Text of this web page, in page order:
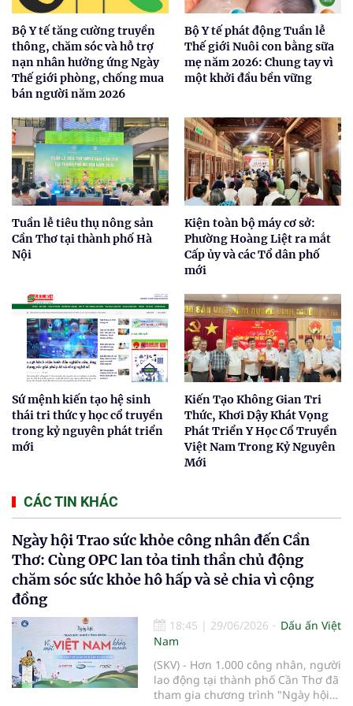
Bộ Y tế tăng cường truyền
thông, chăm sóc và hỗ trợ
nạn nhân hưởng ứng Ngày
Thế giới phòng, chống mua
bán người năm 2026
Bộ Y tế phát động Tuần lễ
Thế giới Nuôi con bằng sữa
mẹ năm 2026: Chung tay vì
một khởi đầu bền vững
Tuần lễ tiêu thụ nông sản
Cần Thơ tại thành phố Hà
Nội
Kiện toàn bộ máy cơ sở:
Phường Hoàng Liệt ra mắt
Cấp ủy và các Tổ dân phố
mới
Sứ mệnh kiến tạo hệ sinh
thái tri thức y học cổ truyền
trong kỷ nguyên phát triển
mới
Kiến Tạo Không Gian Tri
Thức, Khơi Dậy Khát Vọng
Phát Triển Y Học Cổ Truyền
Việt Nam Trong Kỷ Nguyên
Mới
CÁC TIN KHÁC
Ngày hội Trao sức khỏe công nhân đến Cần
Thơ: Cùng OPC lan tỏa tinh thần chủ động
chăm sóc sức khỏe hô hấp và sẻ chia vì cộng
đồng
18:45 | 29/06/2026
Dấu ấn Việt
Nam
(SKV) - Hơn 1.000 công nhân, người
lao động tại thành phố Cần Thơ đã
tham gia chương trình "Ngày hội